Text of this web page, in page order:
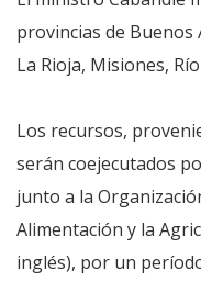
provincias de Buenos
La Rioja, Misiones,
Los recursos,
serán coejecutados
junto a la
Alimentación y la
inglés), por un